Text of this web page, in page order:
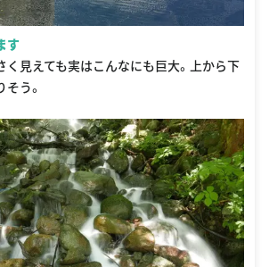
す
く見えても実はこんなにも巨大。上から下
う。